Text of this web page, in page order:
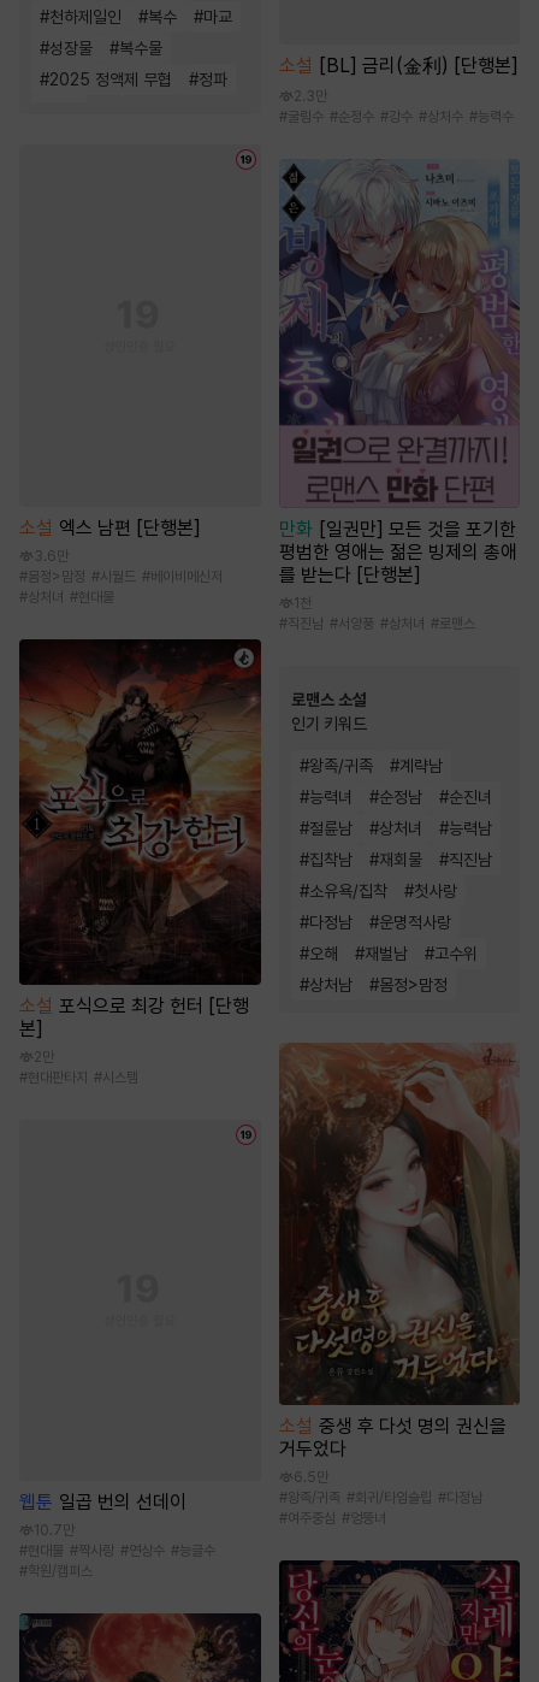
#천하제일인 #복수 #마교
#성장물 #복수물
#2025 정액제 무협 #정파
소설 엑스 남편 [단행본]
3.6만
# 몸정>맘정 #시월드 #베이비메신저
#상처녀 #현대물
소설 포식으로 최강 헌터 [단행
본]
2만
#현대판타지 #시스템
웹툰 일곱 번의 선데이
10.7만
#현대물 #짝사랑 #연상수 #능글수
#학원/캠퍼스
소설 [BL] 금리(金利) [단행본]
2.3만
#굴림수 #순정수 #강수 #상처수 #능력수
만화 [일권만] 모든 것을 포기한
평범한 영애는 젊은 빙제의 총애
를 받는다 [단행본]
1천
#직진남 #서양풍 #상처녀 #로맨스
로맨스 소설
인기 키워드
#왕족/귀족 #계략남
#능력녀 #순정남 #순진녀
#절륜남 #상처녀 #능력남
#집착남 #재회물 #직진남
#소유욕/집착 #첫사랑
#다정남 #운명적사랑
#오해 #재벌남 #고수위
#상처남 #몸정>맘정
소설 중생 후 다섯 명의 권신을
거두었다
6.5만
#왕족/귀족 #회귀/타임슬립 #다정남
#여주중심 #엉뚱녀